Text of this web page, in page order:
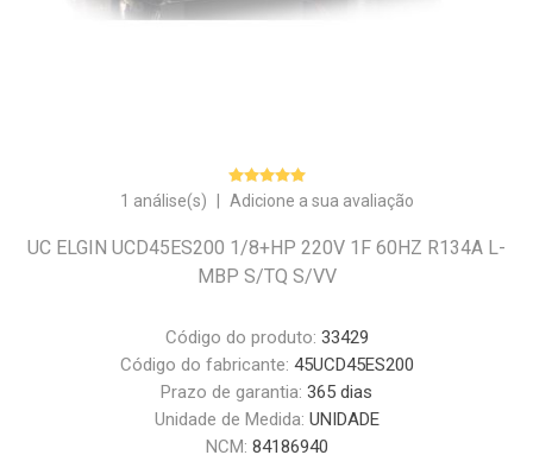
1 análise(s) Adicione a sua avaliação
UC ELGIN UCD45ES200 1/8+HP 220V 1F 60HZ R134A L-
MBP S/TQ S/VV
Código do produto: 33429
Código do fabricante: 45UCD45ES200
Prazo de garantia: 365 dias
Unidade de Medida: UNIDADE
NCM: 84186940